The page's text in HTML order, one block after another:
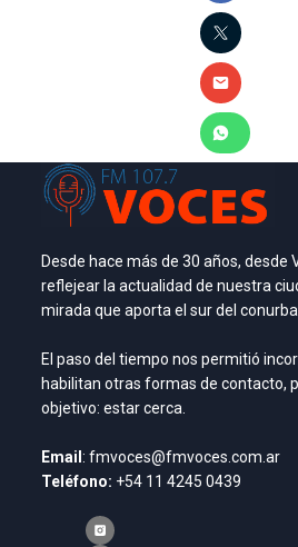
Desde hace más de 30 años, desde
reflejear la actualidad de nuestra
mirada que aporta el sur del
El paso del tiempo nos permitió
habilitan otras formas de contacto,
objetivo: estar cerca.
Email: fmvoces@fmvoces.com.ar
Teléfono: +54 11 4245 0439